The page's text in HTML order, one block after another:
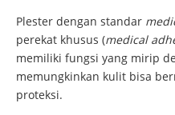
Plester dengan standar
perekat khusus (medical
memiliki fungsi yang mirip
memungkinkan kulit bisa
proteksi.